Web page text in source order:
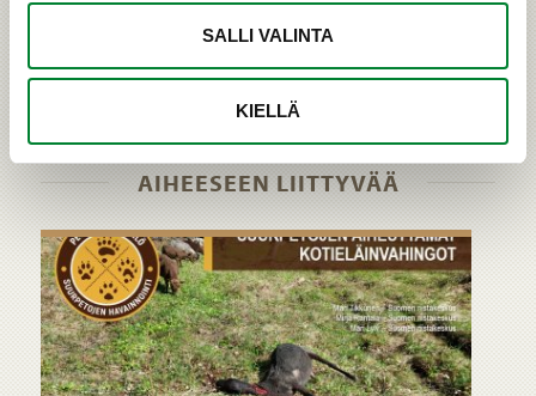
SALLI VALINTA
KIELLÄ
›
AIHEESEEN LIITTYVÄÄ